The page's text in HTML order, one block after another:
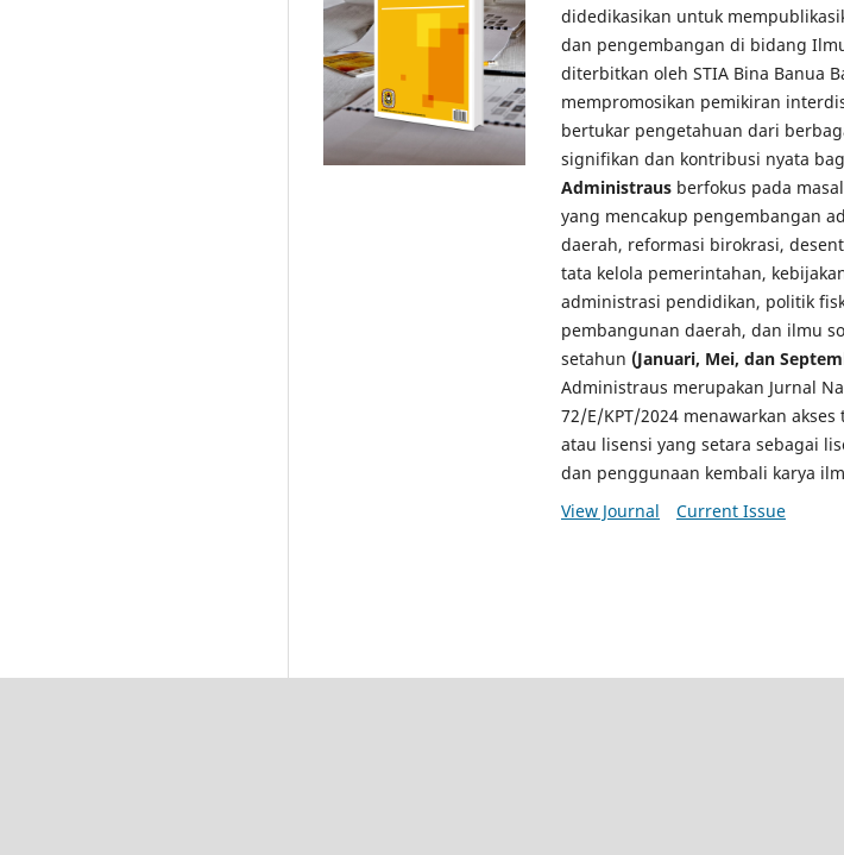
didedikasikan untuk
dan pengembangan di bidang
diterbitkan oleh STIA Bina Banua
mempromosikan pemikiran
bertukar pengetahuan dari
signifikan dan kontribusi nyata
Administraus berfokus pada
yang mencakup pengembangan
daerah, reformasi birokrasi,
tata kelola pemerintahan,
administrasi pendidikan, politik
pembangunan daerah, dan ilmu
setahun (Januari, Mei, dan
Administraus merupakan Jurnal
72/E/KPT/2024 menawarkan
atau lisensi yang setara sebagai
dan penggunaan kembali karya
View Journal
Current Issue